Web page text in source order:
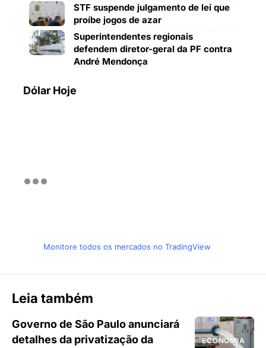
STF suspende julgamento de lei que
proíbe jogos de azar
Superintendentes regionais
defendem diretor-geral da PF contra
André Mendonça
Dólar Hoje
Monitore todos os mercados no TradingView
Leia também
ECONOMIA
Governo de São Paulo anunciará
detalhes da privatização da